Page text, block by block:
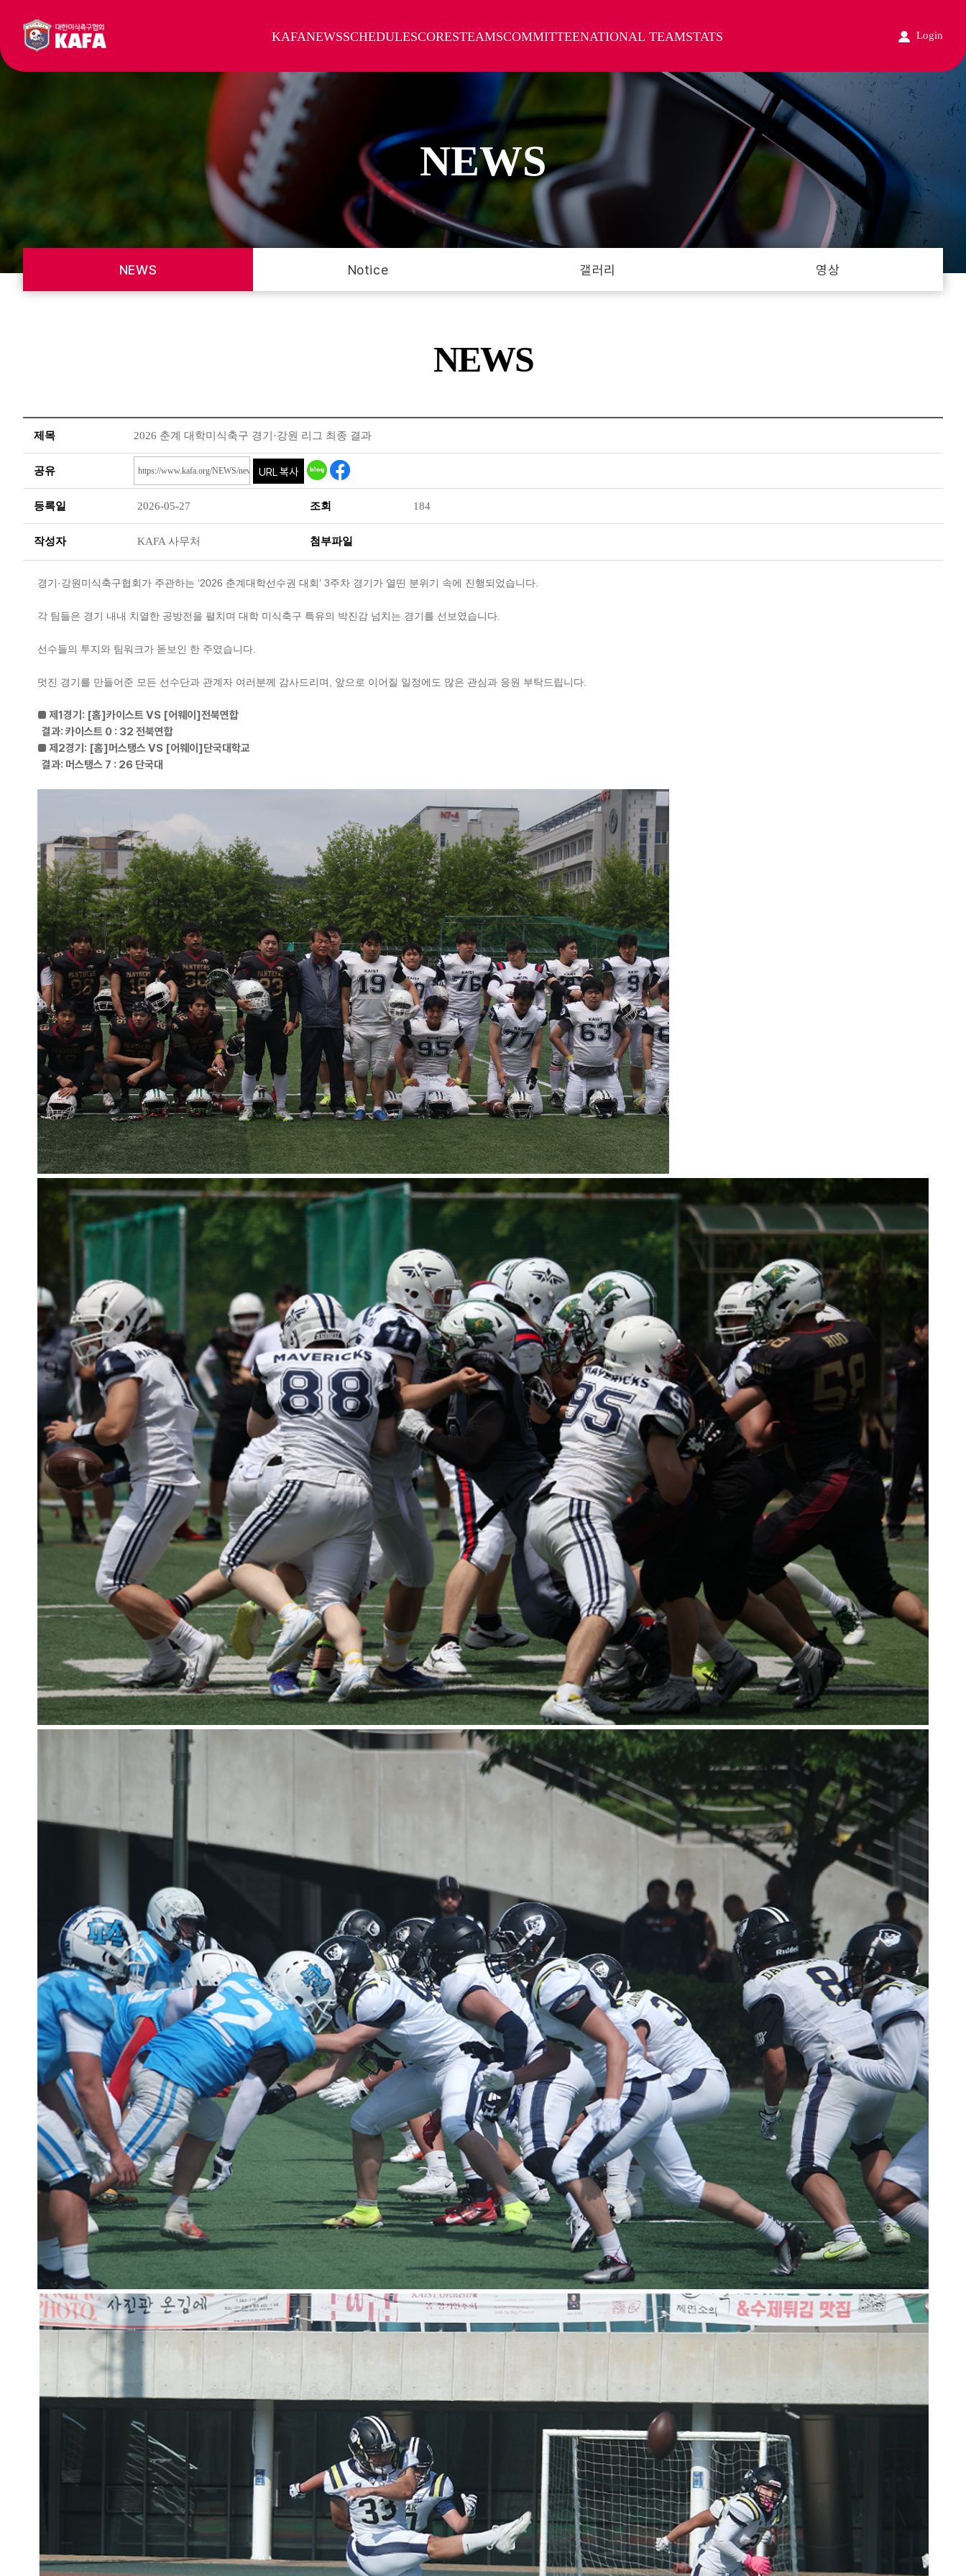
KAFANEWSSCHEDULESCORESTEAMSCOMMITTEENATIONAL TEAMSTATS Login
NEWS
NEWS Notice 갤러리 영상
NEWS
제목 2026 춘계 대학미식축구 경기·강원 리그 최종 결과
공유
등록일 2026-05-27 조회 184
작성자 KAFA 사무처 첨부파일
경기·강원미식축구협회가 주관하는 ‘2026 춘계대학선수권 대회’ 3주차 경기가 열띤 분위기 속에 진행되었습니다.
각 팀들은 경기 내내 치열한 공방전을 펼치며 대학 미식축구 특유의 박진감 넘치는 경기를 선보였습니다.
선수들의 투지와 팀워크가 돋보인 한 주였습니다.
멋진 경기를 만들어준 모든 선수단과 관계자 여러분께 감사드리며, 앞으로 이어질 일정에도 많은 관심과 응원 부탁드립니다.
■ 제1경기: [홈]카이스트 VS [어웨이]전북연합
결과: 카이스트 0 : 32 전북연합
■ 제2경기: [홈]머스탱스 VS [어웨이]단국대학교
결과: 머스탱스 7 : 26 단국대